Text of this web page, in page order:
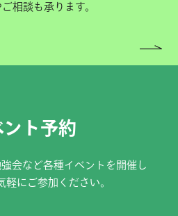
相談も承ります。
ント予約
会など各種イベントを開催し
軽にご参加ください。